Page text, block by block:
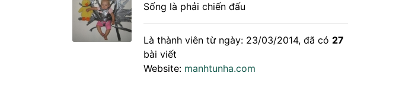
Sống là phải chiến đấu
Là thành viên từ ngày: 23/03/2014, đã có 27
bài viết
Website: manhtunha.com